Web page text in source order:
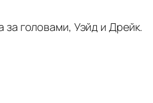
головами, Уэйд и Дрейк.